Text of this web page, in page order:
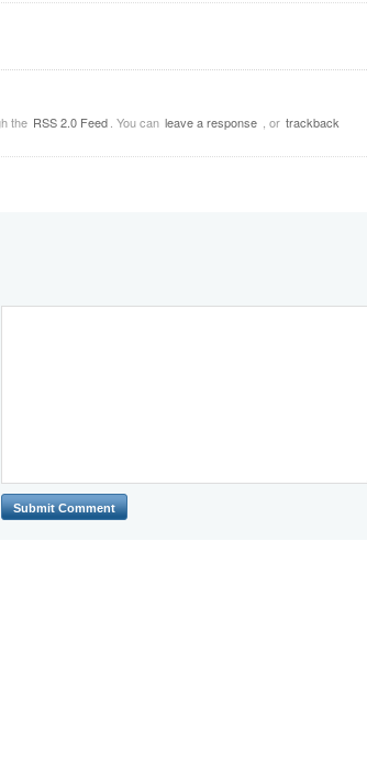
the RSS 2.0 Feed . You can leave a response , or trackback